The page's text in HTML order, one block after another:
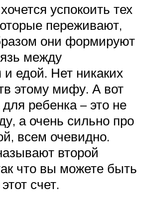
успокоить тех
переживают,
они формируют
между
и едой. Нет никаких
этому мифу. А вот
для ребенка – это не
а очень сильно про
всем очевидно.
второй
что вы можете быть
счет.